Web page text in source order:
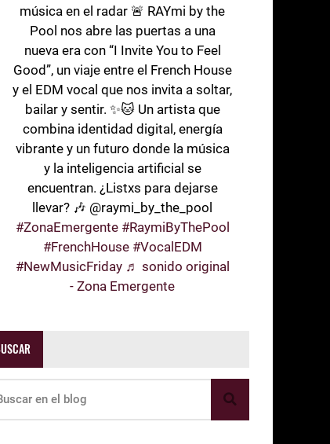
música en el radar 🚨 RAYmi by the
Pool nos abre las puertas a una
nueva era con “I Invite You to Feel
Good”, un viaje entre el French House
y el EDM vocal que nos invita a soltar,
bailar y sentir. ✨🐱 Un artista que
combina identidad digital, energía
vibrante y un futuro donde la música
y la inteligencia artificial se
encuentran. ¿Listxs para dejarse
llevar? 🎶 @raymi_by_the_pool
#ZonaEmergente #RaymiByThePool
#FrenchHouse #VocalEDM
#NewMusicFriday ♬ sonido original
- Zona Emergente